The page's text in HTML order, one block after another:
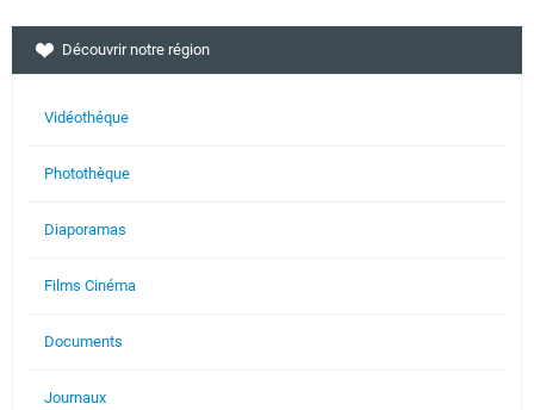
Découvrir notre région
Vidéothéque
Photothèque
Diaporamas
Films Cinéma
Documents
Journaux